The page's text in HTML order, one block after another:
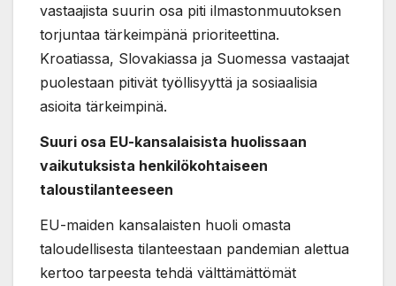
vastaajista suurin osa piti ilmastonmuutoksen
torjuntaa tärkeimpänä prioriteettina.
Kroatiassa, Slovakiassa ja Suomessa vastaajat
puolestaan pitivät työllisyyttä ja sosiaalisia
asioita tärkeimpinä.
Suuri osa EU-kansalaisista huolissaan
vaikutuksista henkilökohtaiseen
taloustilanteeseen
EU-maiden kansalaisten huoli omasta
taloudellisesta tilanteestaan pandemian alettua
kertoo tarpeesta tehdä välttämättömät